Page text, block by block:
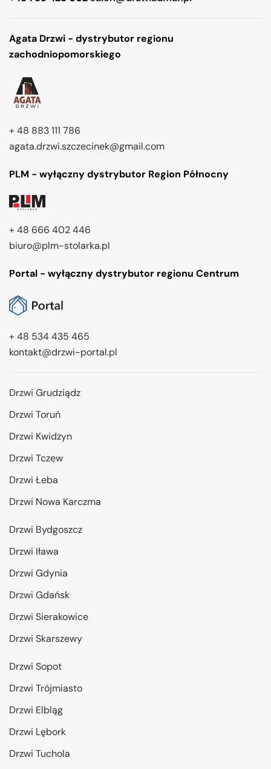
Agata Drzwi - dystrybutor regionu
zachodniopomorskiego
+ 48 883 111 786
agata.drzwi.szczecinek@gmail.com
PLM - wyłączny dystrybutor Region Północny
+ 48 666 402 446
biuro@plm-stolarka.pl
Portal - wyłączny dystrybutor regionu Centrum
+ 48 534 435 465
kontakt@drzwi-portal.pl
Drzwi Grudziądz
Drzwi Toruń
Drzwi Kwidzyn
Drzwi Tczew
Drzwi Łeba
Drzwi Nowa Karczma
Drzwi Bydgoszcz
Drzwi Iława
Drzwi Gdynia
Drzwi Gdańsk
Drzwi Sierakowice
Drzwi Skarszewy
Drzwi Sopot
Drzwi Trójmiasto
Drzwi Elbląg
Drzwi Lębork
Drzwi Tuchola